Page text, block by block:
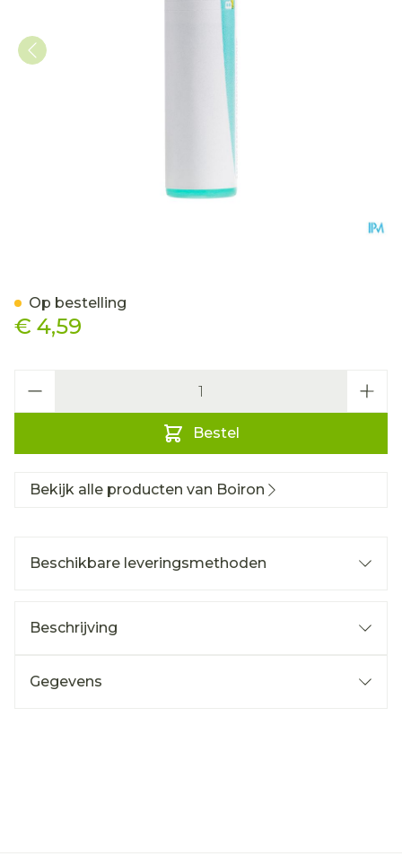
€ 4,59
Bestel
Op bestelling
Bekijk alle producten van Boiron
Beschikbare leveringsmethoden
Beschrijving
Gegevens